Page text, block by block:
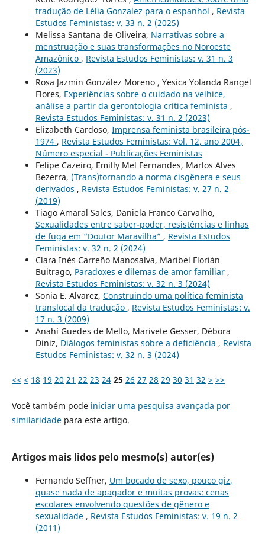
tradução de Lélia Gonzalez para o espanhol , Revista
Estudos Feministas: v. 33 n. 2 (2025)
Melissa Santana de Oliveira, Narrativas sobre a
menstruação e suas transformações no Noroeste
Amazônico , Revista Estudos Feministas: v. 31 n. 3
(2023)
Rosa Jazmin González Moreno , Yesica Yolanda Rangel
Flores, Experiências sobre o cuidado na velhice,
análise a partir da gerontologia crítica feminista ,
Revista Estudos Feministas: v. 31 n. 2 (2023)
Elizabeth Cardoso, Imprensa feminista brasileira pós-
1974 , Revista Estudos Feministas: Vol. 12, ano 2004,
Número especial - Publicações Feministas
Felipe Cazeiro, Emilly Mel Fernandes, Marlos Alves
Bezerra, (Trans)tornando a norma cisgênera e seus
derivados , Revista Estudos Feministas: v. 27 n. 2
(2019)
Tiago Amaral Sales, Daniela Franco Carvalho,
Sexualidades entre saber-poder, resistências e linhas
de fuga em “Doutor Maravilha” , Revista Estudos
Feministas: v. 32 n. 2 (2024)
Clara Inés Carreño Manosalva, Maribel Florián
Buitrago, Paradoxes e dilemas de amor familiar ,
Revista Estudos Feministas: v. 32 n. 3 (2024)
Sonia E. Alvarez, Construindo uma política feminista
translocal da tradução , Revista Estudos Feministas: v.
17 n. 3 (2009)
Anahí Guedes de Mello, Marivete Gesser, Débora
Diniz, Diálogos feministas sobre a deficiência , Revista
Estudos Feministas: v. 32 n. 3 (2024)
<< < 18 19 20 21 22 23 24 25 26 27 28 29 30 31 32 > >>
Você também pode iniciar uma pesquisa avançada por
similaridadepara este artigo.
Artigos mais lidos pelo mesmo(s) autor(es)
Fernando Seffner, Um bocado de sexo, pouco giz,
quase nada de apagador e muitas provas: cenas
escolares envolvendo questões de gênero e
sexualidade , Revista Estudos Feministas: v. 19 n. 2
(2011)